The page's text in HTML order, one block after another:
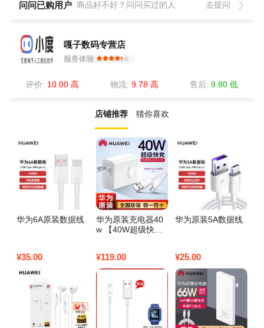
问问已购用户 商品好不好？问问买过的人 去提问
嘎子数码专营店
服务体验
评价: 10.00 高 物流: 9.78 高 售后:9.80 低
店铺推荐 猜你喜欢
华为6A原装数据线
¥35.00
华为原装充电器40
w 【40W超级快充
¥119.00
华为原装5A数据线
¥25.00